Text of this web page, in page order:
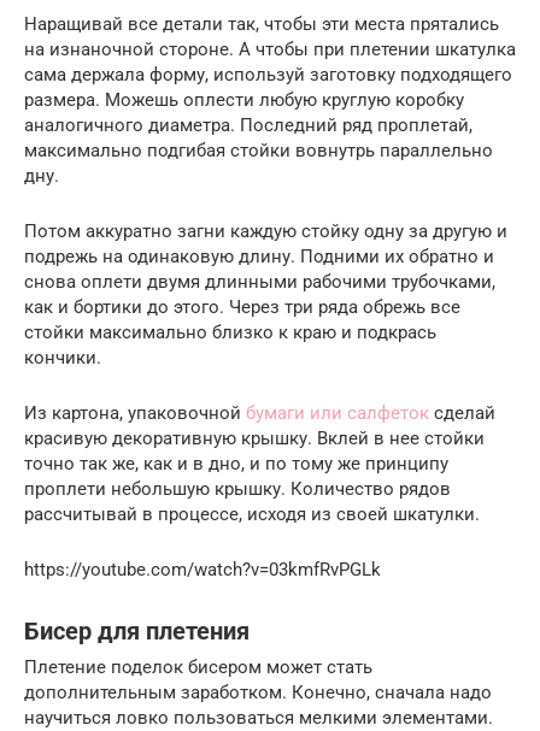
Наращивай все детали так, чтобы эти места прятались
на изнаночной стороне. А чтобы при плетении шкатулка
сама держала форму, используй заготовку подходящего
размера. Можешь оплести любую круглую коробку
аналогичного диаметра. Последний ряд проплетай,
максимально подгибая стойки вовнутрь параллельно
дну.
Потом аккуратно загни каждую стойку одну за другую и
подрежь на одинаковую длину. Подними их обратно и
снова оплети двумя длинными рабочими трубочками,
как и бортики до этого. Через три ряда обрежь все
стойки максимально близко к краю и подкрась
кончики.
Из картона, упаковочной бумаги или салфеток сделай
красивую декоративную крышку. Вклей в нее стойки
точно так же, как и в дно, и по тому же принципу
проплети небольшую крышку. Количество рядов
рассчитывай в процессе, исходя из своей шкатулки.
https://youtube.com/watch?v=03kmfRvPGLk
Бисер для плетения
Плетение поделок бисером может стать
дополнительным заработком. Конечно, сначала надо
научиться ловко пользоваться мелкими элементами.